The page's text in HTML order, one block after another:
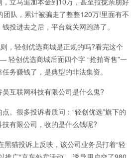
队，累计被骗走了整整120万!里面有不
投进去之后，平台就关网跑路了。
，轻创优选商城是正规的吗?看完这个
轻创优选商城后面四个字 “抢拍寄售”一
务赚钱了，是典型的非法集资。
互联网科技有限公司是什么鬼?
很多投诉者质问：“轻创优选”旗下的
有限公司，收的是什么钱呢?
猫投诉上反映，该公司业务员打着“轻